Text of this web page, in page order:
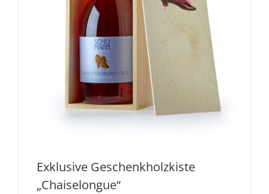
Exklusive Geschenkholzkiste
„Chaiselongue“